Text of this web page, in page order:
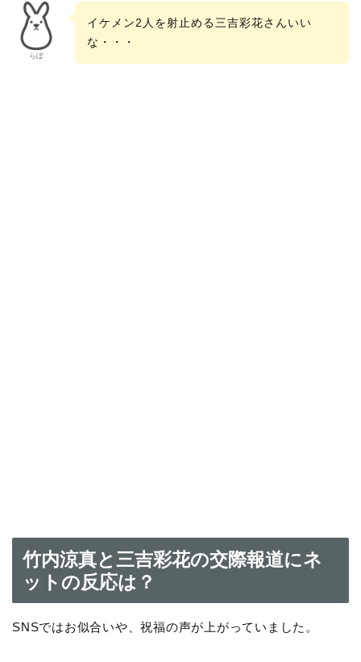
らぼ
イケメン2人を射止める三吉彩花さんいい
な・・・
竹内涼真と三吉彩花の交際報道にネ
ットの反応は？
SNSではお似合いや、祝福の声が上がっていました。